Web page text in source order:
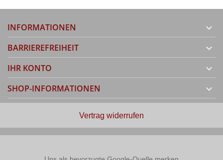
INFORMATIONEN 
BARRIEREFREIHEIT 
IHR KONTO 
SHOP-INFORMATIONEN 
Vertrag widerrufen